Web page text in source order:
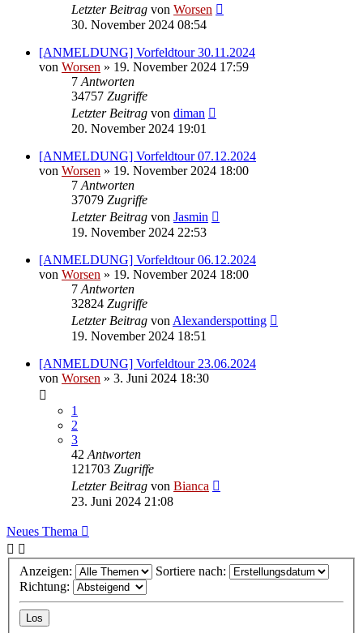
Letzter Beitrag von Worsen
30. November 2024 08:54
[ANMELDUNG] Vorfeldtour 30.11.2024
von Worsen » 19. November 2024 17:59
7 Antworten
34757 Zugriffe
Letzter Beitrag von diman
20. November 2024 19:01
[ANMELDUNG] Vorfeldtour 07.12.2024
von Worsen » 19. November 2024 18:00
7 Antworten
37079 Zugriffe
Letzter Beitrag von Jasmin
19. November 2024 22:53
[ANMELDUNG] Vorfeldtour 06.12.2024
von Worsen » 19. November 2024 18:00
7 Antworten
32824 Zugriffe
Letzter Beitrag von Alexanderspotting
19. November 2024 18:51
[ANMELDUNG] Vorfeldtour 23.06.2024
von Worsen » 3. Juni 2024 18:30
1
2
3
42 Antworten
121703 Zugriffe
Letzter Beitrag von Bianca
23. Juni 2024 21:08
Neues Thema
Anzeigen:
Sortiere nach:
Richtung: